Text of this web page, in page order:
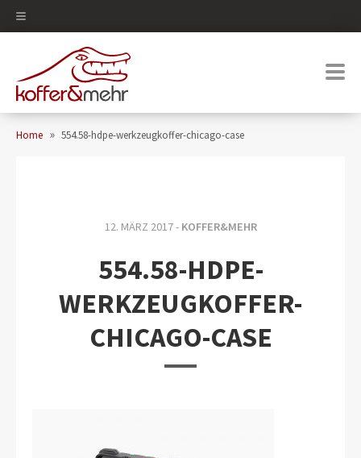
Home » 554.58-hdpe-werkzeugkoffer-chicago-case
12. MÄRZ 2017 - KOFFER&MEHR
554.58-HDPE-
WERKZEUGKOFFER-
CHICAGO-CASE